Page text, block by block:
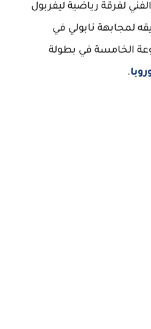
لفرقة رياضية ليفربول
لمجابهة نابولي في
الخامسة في بطولة
.